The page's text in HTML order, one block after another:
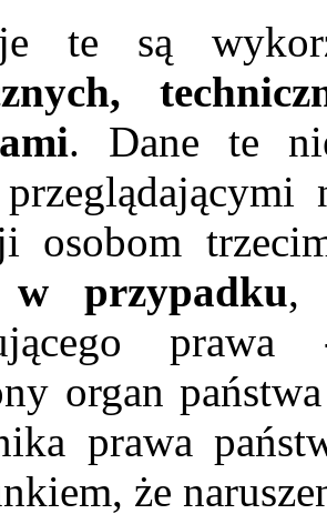
te są
. Dane te
osobom
przypadku,
organ
prawa
że